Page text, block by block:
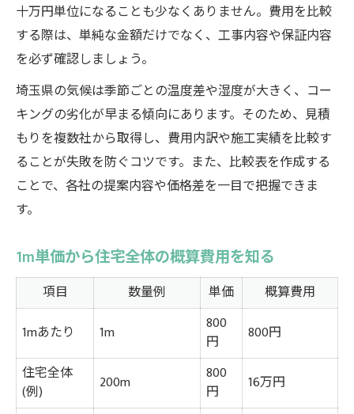
十万円単位になることも少なくありません。費用を比較
する際は、単純な金額だけでなく、工事内容や保証内容
を必ず確認しましょう。
埼玉県の気候は季節ごとの温度差や湿度が大きく、コー
キングの劣化が早まる傾向にあります。そのため、見積
もりを複数社から取得し、費用内訳や施工実績を比較す
ることが失敗を防ぐコツです。また、比較表を作成する
ことで、各社の提案内容や価格差を一目で把握できま
す。
1m単価から住宅全体の概算費用を知る
項目 数量例 単価
概算費用
1mあたり
1m
800
円
800円
住宅全体
(例)
200m
800
円
16万円